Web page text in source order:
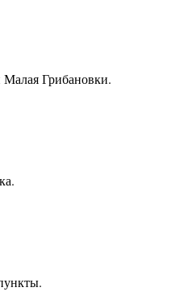
Грибановки.